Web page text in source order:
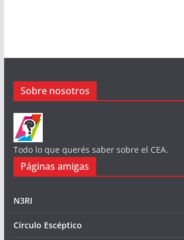
Sobre nosotros
Todo lo que querés saber sobre el CEA.
Páginas amigas
N3RI
Círculo Escéptico